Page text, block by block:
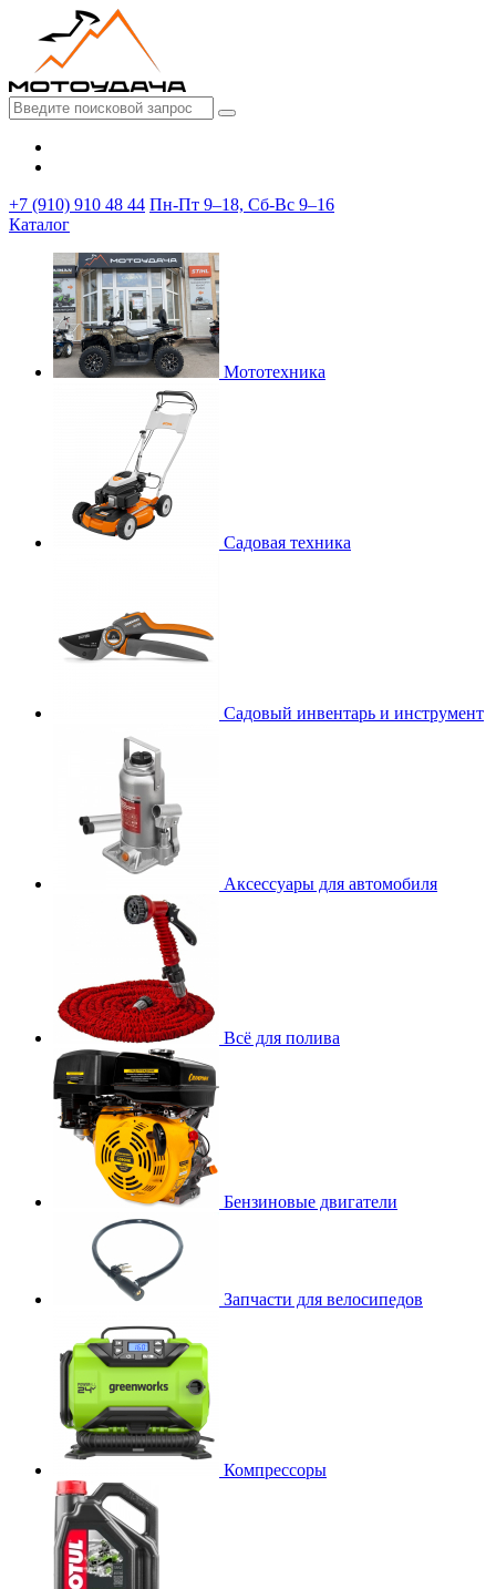
+7 (910) 910 48 44 Пн-Пт 9–18, Сб-Вс 9–16
Каталог
Мототехника
Садовая техника
Садовый инвентарь и инструмент
Аксессуары для автомобиля
Всё для полива
Бензиновые двигатели
Запчасти для велосипедов
Компрессоры